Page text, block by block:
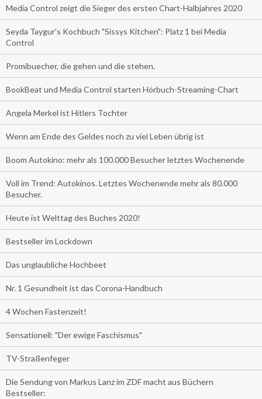
Media Control zeigt die Sieger des ersten Chart-Halbjahres 2020
Seyda Taygur's Kochbuch "Sissys Kitchen": Platz 1 bei Media
Control
Promibuecher, die gehen und die stehen.
BookBeat und Media Control starten Hörbuch-Streaming-Chart
Angela Merkel ist Hitlers Tochter
Wenn am Ende des Geldes noch zu viel Leben übrig ist
Boom Autokino: mehr als 100.000 Besucher letztes Wochenende
Voll im Trend: Autokinos. Letztes Wochenende mehr als 80.000
Besucher.
Heute ist Welttag des Buches 2020!
Bestseller im Lockdown
Das unglaubliche Hochbeet
Nr. 1 Gesundheit ist das Corona-Handbuch
4 Wochen Fastenzeit!
Sensationell: "Der ewige Faschismus"
TV-Straßenfeger
Die Sendung von Markus Lanz im ZDF macht aus Büchern
Bestseller: